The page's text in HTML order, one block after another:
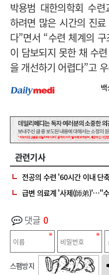
박용범 대한의학회 수
하려면 많은 시간의 진
다”면서 “수련 체계의
이 담보되지 못한 채 수
을 개선하기 어렵다”고
관련기사
전공의 수련 '60시간 이내 단
급변 의료계 '사제(師弟)'…"
댓글 0
스팸방지